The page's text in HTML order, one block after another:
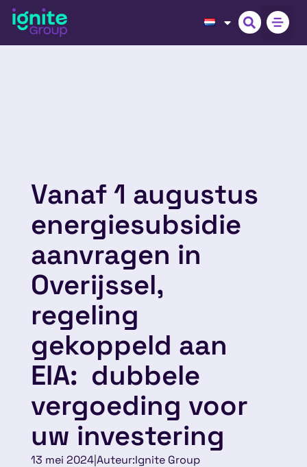
Vanaf 1 augustus
energiesubsidie
aanvragen in
Overijssel,
regeling
gekoppeld aan
EIA: dubbele
vergoeding voor
uw investering
13 mei 2024|Auteur:Ignite Group